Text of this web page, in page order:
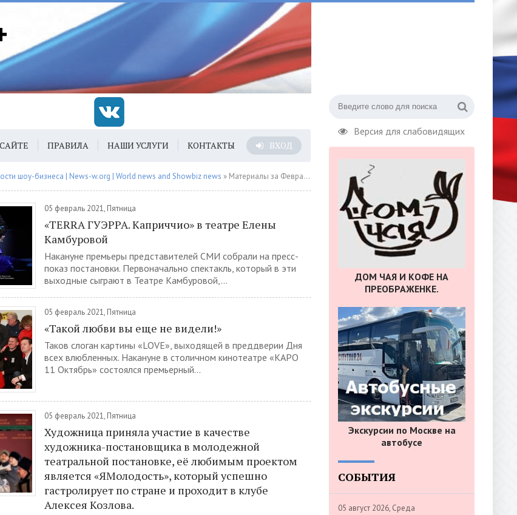
Версия для слабовидящих
ПРАВИЛА НАШИ УСЛУГИ КОНТАКТЫ ВХОД
шоу-бизнеса | News-w.org | World news and Showbiz news » Материалы за Февраль 2021 года » Страница 16
05 февраль 2021, Пятница
«TERRA ГУЭРРА. Каприччио» в театре Елены
Камбуровой
Накануне премьеры представителей СМИ собрали на пресс-
показ постановки. Первоначально спектакль, который в эти
выходные сыграют в Театре Камбуровой,...
05 февраль 2021, Пятница
«Такой любви вы еще не видели!»
Таков слоган картины «LOVE», выходящей в преддверии Дня
всех влюбленных. Накануне в столичном кинотеатре «КАРО
11 Октябрь» состоялся премьерный...
05 февраль 2021, Пятница
Художница приняла участие в качестве
художника-постановщика в молодежной
театральной постановке, её любимым проектом
является «ЯМолодость», который успешно
гастролирует по стране и проходит в клубе
Алексея Козлова.
ДОМ ЧАЯ И КОФЕ НА
ПРЕОБРАЖЕНКЕ.
Экскурсии по Москве на
автобусе
СОБЫТИЯ
05 август 2026, Среда